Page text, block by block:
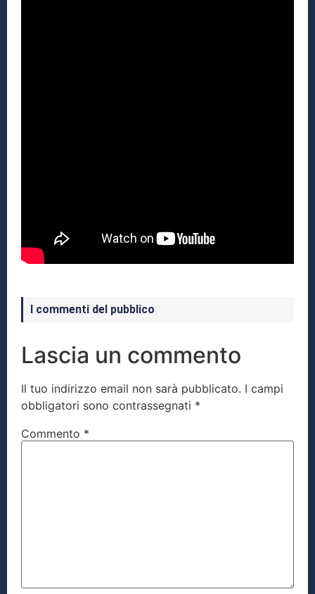
I commenti del pubblico
Lascia un commento
Il tuo indirizzo email non sarà pubblicato. I campi
obbligatori sono contrassegnati *
Commento *